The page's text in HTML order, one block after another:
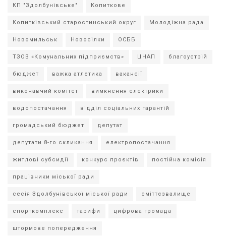
КП "Здолбунівське" Копиткове
Копитківський старостинський округ Молодіжна рада
Новомильськ Новосілки ОСББ
ТЗОВ «Комунальних підприємств» ЦНАП благоустрій
бюджет важка атлетика вакансії
виконавчий комітет вимкнення електрики
водопостачання відділ соціальних гарантій
громадський бюджет депутат
депутати 8-го скликання електропостачання
житлові субсидії конкурс проєктів постійна комісія
працівники міської ради
сесія Здолбунівської міської ради сміттєзвалище
спорткомплекс тарифи цифрова громада
штормове попередження